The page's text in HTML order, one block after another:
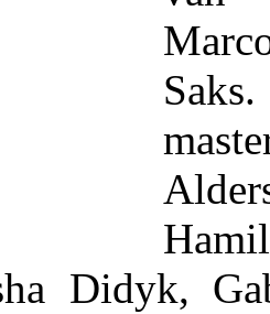
Didyk,